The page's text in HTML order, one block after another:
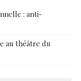
: anti-
au théâtre du